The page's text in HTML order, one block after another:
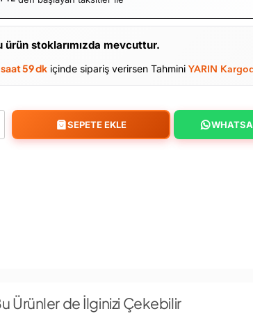
ürün stoklarımızda mevcuttur.
saat 59 dk içinde sipariş verirsen TahminiYARIN
SEPETE EKLE
Ürünler de İlginizi Çekebilir